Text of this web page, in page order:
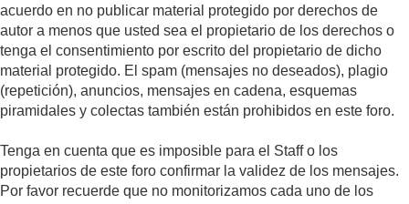
acuerdo en no publicar material protegido por derechos de
autor a menos que usted sea el propietario de los derechos o
tenga el consentimiento por escrito del propietario de dicho
material protegido. El spam (mensajes no deseados), plagio
(repetición), anuncios, mensajes en cadena, esquemas
piramidales y colectas también están prohibidos en este foro.
Tenga en cuenta que es imposible para el Staff o los
propietarios de este foro confirmar la validez de los mensajes.
Por favor recuerde que no monitorizamos cada uno de los